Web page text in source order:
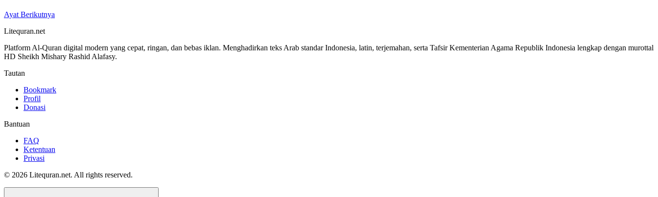
Ayat Berikutnya
Litequran.net
Platform Al-Quran digital modern yang cepat, ringan, dan bebas iklan. Menghadirkan teks Arab standar Indonesia, latin, terjemahan, serta Tafsir Kementerian Agama Republik Indonesia lengkap dengan murottal
HD Sheikh Mishary Rashid Alafasy.
Tautan
Bookmark
Profil
Donasi
Bantuan
FAQ
Ketentuan
Privasi
© 2026 Litequran.net. All rights reserved.